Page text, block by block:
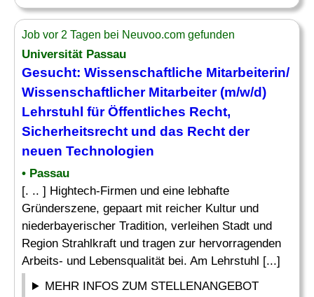
Job vor 2 Tagen bei Neuvoo.com gefunden
Universität Passau
Gesucht: Wissenschaftliche Mitarbeiterin/
Wissenschaftlicher Mitarbeiter(m/w/d)
Lehrstuhl für Öffentliches Recht,
Sicherheitsrecht und das Recht der
neuen Technologien
• Passau
[. .. ] Hightech-Firmen und eine lebhafte
Gründerszene, gepaart mit reicher Kultur und
niederbayerischer Tradition, verleihen Stadt und
Region Strahlkraft und tragen zur hervorragenden
Arbeits- und Lebensqualität bei. Am Lehrstuhl [...]
MEHR INFOS ZUM STELLENANGEBOT